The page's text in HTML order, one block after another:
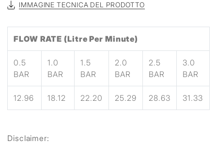
IMMAGINE TECNICA DEL PRODOTTO
FLOW RATE (Litre Per Minute)
0.5
BAR
1.0
BAR
1.5
BAR
2.0
BAR
2.5
BAR
3.0
BAR
12.96 18.12 22.20 25.29 28.63 31.33
Disclaimer: